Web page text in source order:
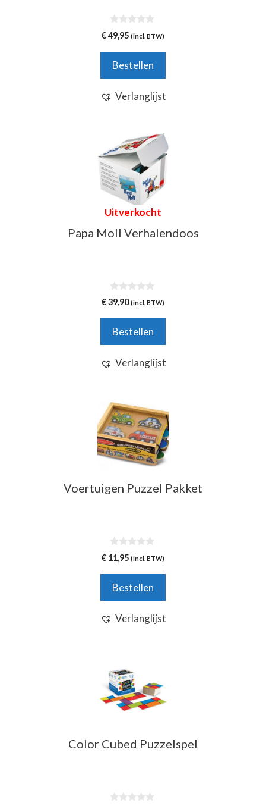
0
v
5
€49,95 (incl. BTW)
Bestellen
Verlanglijst
Uitverkocht
Papa Moll Verhalendoos
0
v
5
€39,90 (incl. BTW)
Bestellen
Verlanglijst
Voertuigen Puzzel Pakket
0
v
5
€ 11,95 (incl. BTW)
Bestellen
Verlanglijst
Color Cubed Puzzelspel